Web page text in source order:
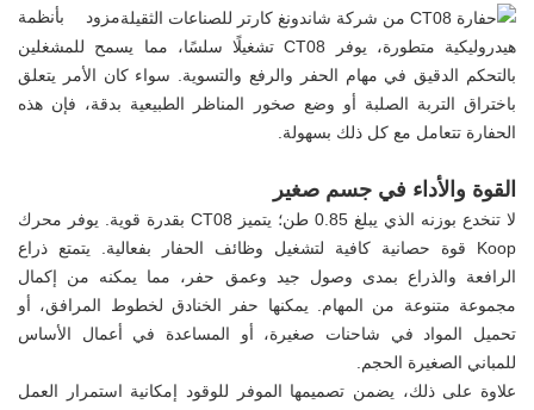
مزود بأنظمة
هيدروليكية متطورة، يوفر CT08 تشغيلًا سلسًا، مما يسمح للمشغلين
بالتحكم الدقيق في مهام الحفر والرفع والتسوية. سواء كان الأمر يتعلق
باختراق التربة الصلبة أو وضع صخور المناظر الطبيعية بدقة، فإن هذه
الحفارة تتعامل مع كل ذلك بسهولة.
القوة والأداء في جسم صغير
لا تنخدع بوزنه الذي يبلغ 0.85 طن؛ يتميز CT08 بقدرة قوية. يوفر محرك
Koop قوة حصانية كافية لتشغيل وظائف الحفار بفعالية. يتمتع ذراع
الرافعة والذراع بمدى وصول جيد وعمق حفر، مما يمكنه من إكمال
مجموعة متنوعة من المهام. يمكنها حفر الخنادق لخطوط المرافق، أو
تحميل المواد في شاحنات صغيرة، أو المساعدة في أعمال الأساس
للمباني الصغيرة الحجم.
علاوة على ذلك، يضمن تصميمها الموفر للوقود إمكانية استمرار العمل